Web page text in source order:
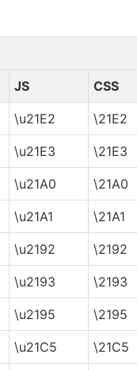
JS CSS
\u21E2 \21E2
\u21E3 \21E3
\u21A0 \21A0
\u21A1 \21A1
\u2192 \2192
\u2193 \2193
\u2195 \2195
\u21C5 \21C5